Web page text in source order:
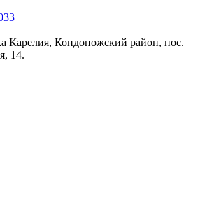
Карелия, Кондопожский район, пос.
14.